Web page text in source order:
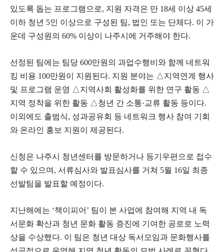
있도록 돕는 프로그램으로, 지원 자격은 만 18세 이상 45세
이하 청년 5인 이상으로 구성된 팀, 법인 또는 단체다. 이 가
운데 구성원의 60% 이상이 나주시에 거주해야 한다.
선정된 팀에는 팀당 600만원의 과업수행비와 함께 네트워
킹 비용 100만원이 지원된다. 지원 분야는 △지역연계 행사
및 프로그램 운영 △지역사회 활성화를 위한 연구 활동 △
지역 정착을 위한 활동 △청년 간 소통·교류 활동 등이다.
이외에도 출범식, 성과공유회 등 네트워크 행사 참여 기회
와 온라인 홍보 지원이 제공된다.
신청은 나주시 청년센터를 방문하거나 등기우편으로 접수
할 수 있으며, 서류심사와 발표심사를 거쳐 5월 16일 최종
선발팀을 발표할 예정이다.
지난해에는 ‘책이피어’ 팀이 본 사업에 참여해 지역 내 독
서문화 확산과 청년 문화 활동 증진에 기여한 공로로 노력
상을 수상했다. 이 팀은 청년 대상 독서모임과 문화행사를